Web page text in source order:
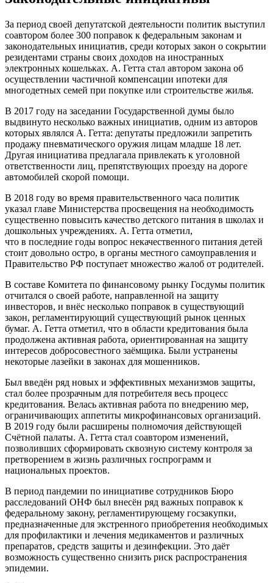
За период своей депутатской деятельности политик выступил
соавтором более 300 поправок к федеральным законам и
законодательных инициатив, среди которых закон о сокрытии
резидентами страны своих доходов на иностранных
электронных кошельках. А. Гетта стал автором закона об
осуществлении частичной компенсации ипотеки для
многодетных семей при покупке или строительстве жилья.
В 2017 году на заседании Государственной думы было
выдвинуто несколько важных инициатив, одним из авторов
которых являлся А. Гетта: депутаты предложили запретить
продажу пневматического оружия лицам младше 18 лет.
Другая инициатива предлагала привлекать к уголовной
ответственности лиц, препятствующих проезду на дороге
автомобилей скорой помощи.
В 2018 году во время правительственного часа политик
указал главе Министерства просвещения на необходимость
существенно повысить качество детского питания в школах и
дошкольных учреждениях. А. Гетта отметил,
что в последние годы вопрос некачественного питания детей
стоит довольно остро, в органы местного самоуправления и
Правительство РФ поступает множество жалоб от родителей.
В составе Комитета по финансовому рынку Госдумы политик
отчитался о своей работе, направленной на защиту
инвесторов, и внёс несколько поправок в существующий
закон, регламентирующий существующий рынок ценных
бумаг. А. Гетта отметил, что в области кредитования была
продолжена активная работа, ориентированная на защиту
интересов добросовестного заёмщика. Были устранены
некоторые лазейки в законах для мошенников.
Был введён ряд новых и эффективных механизмов защиты,
стал более прозрачным для потребителя весь процесс
кредитования. Велась активная работа по внедрению мер,
ограничивающих аппетиты микрофинансовых организаций.
В 2019 году были расширены полномочия действующей
Счётной палаты. А. Гетта стал соавтором изменений,
позволивших сформировать сквозную систему контроля за
претворением в жизнь различных госпрограмм и
национальных проектов.
В период пандемии по инициативе сотрудников Бюро
расследований ОНФ был внесён ряд важных поправок к
федеральному закону, регламентирующему госзакупки,
предназначенные для экстренного приобретения необходимых
для профилактики и лечения медикаментов и различных
препаратов, средств защиты и дезинфекции. Это даёт
возможность существенно снизить риск распространения
эпидемии.